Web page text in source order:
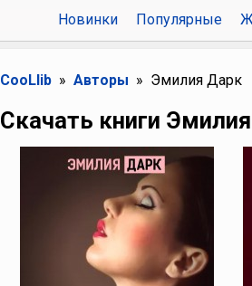
Новинки Популярные
CooLlib Авторы Эмилия Дарк
Скачать книги